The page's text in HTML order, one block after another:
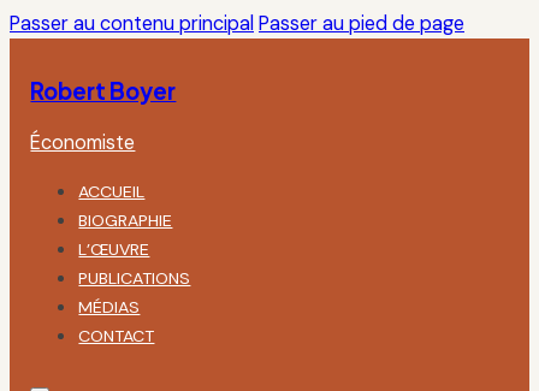
Passer au contenu principal Passer au pied de page
Robert Boyer
Économiste
ACCUEIL
BIOGRAPHIE
L’ŒUVRE
PUBLICATIONS
MÉDIAS
CONTACT